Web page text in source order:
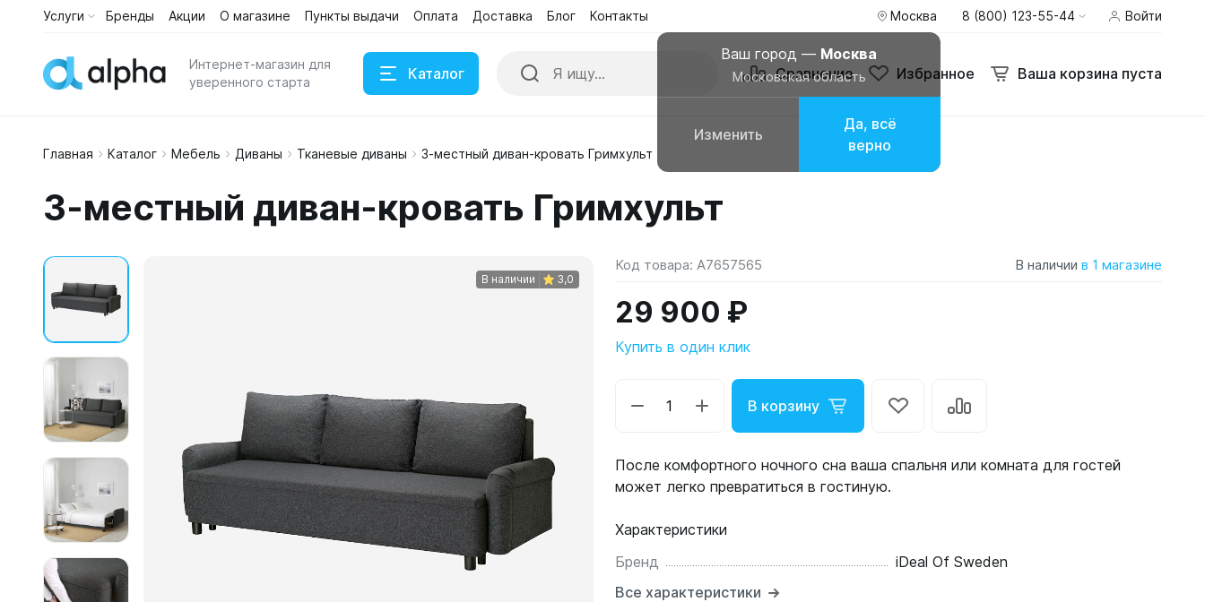
Услуги Бренды Акции О магазине Пункты выдачи Оплата Доставка Блог Контакты Москва
Ваш город — Москва
Московская область
Изменить
Да, всё
верно
8 (800) 123-55-44 Войти
Интернет-магазин для
уверенного старта
Каталог Сравнение Избранное Ваша корзина пуста
Наушники
Портативные колонки
Умные часы
Чехлы для смартфонов
Главная Каталог Мебель Диваны Тканевые диваны 3-местный диван-кровать Гримхульт
3-местный диван-кровать Гримхульт
В наличии 3,0
Код товара: A7657565 В наличии в 1 магазине
29 900 ₽
Купить в один клик
В корзину
После комфортного ночного сна ваша спальня или комната для гостей
может легко превратиться в гостиную.
Характеристики
Бренд
iDeal Of Sweden
Все характеристики